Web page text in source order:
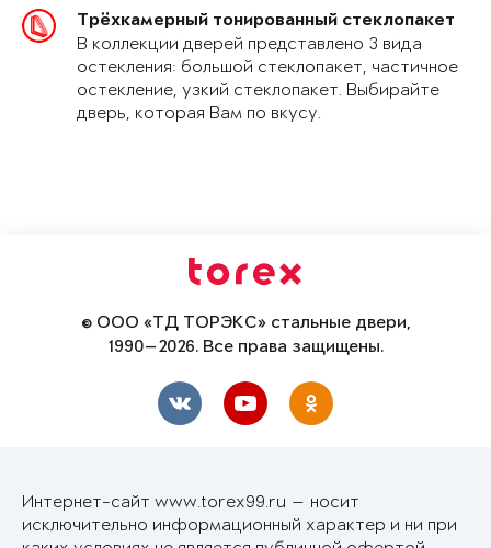
Трёхкамерный тонированный стеклопакет
В коллекции дверей представлено 3 вида
остекления: большой стеклопакет, частичное
остекление, узкий стеклопакет. Выбирайте
дверь, которая Вам по вкусу.
© ООО «ТД ТОРЭКС» стальные двери,
1990—2026. Все права защищены.
Интернет-сайт www.torex99.ru — носит
исключительно информационный характер и ни при